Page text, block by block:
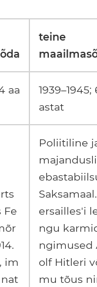
teine ​​
aa
1939–1945;
astat
Fe
im
Poliitiline
ersailles'i
ngu
ngimused
olf Hitleri
mu tõus